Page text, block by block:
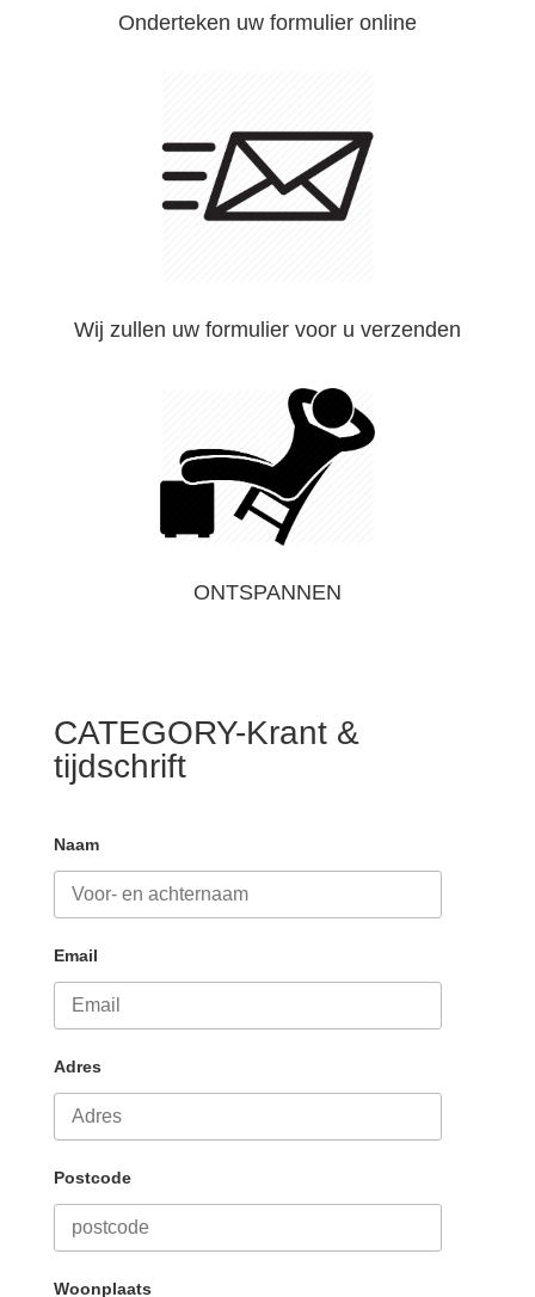
Onderteken uw formulier online
Wij zullen uw formulier voor u verzenden
ONTSPANNEN
CATEGORY-Krant &
tijdschrift
Naam
Email
Adres
Postcode
Woonplaats